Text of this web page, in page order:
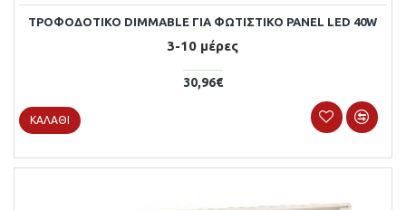
ΤΡΟΦΟΔΟΤΙΚΟ DIMMABLE ΓΙΑ ΦΩΤΙΣΤΙΚΟ PANEL LED 40W
3-10 μέρες
30,96€
ΚΑΛΆΘΙ